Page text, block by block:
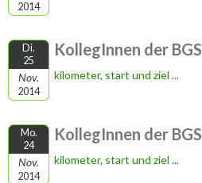
2014
Di.
25
Nov.
2014
KollegInnen der BGS
kilometer, start und ziel ...
Mo.
24
Nov.
2014
KollegInnen der BGS
kilometer, start und ziel ...